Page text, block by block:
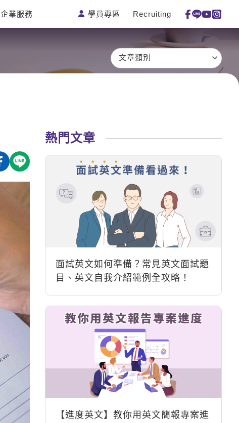
英語俱樂
日語
韓語
一對一家教
企業訓練
企業服務 學員專區 Recruiting
文章類別
熱門文章
面試英文如何準備？常見英文面試題
目、英文自我介紹範例全攻略！
【進度英文】教你用英文簡報專案進